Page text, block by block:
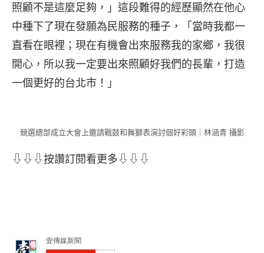
照顧不是這麼足夠，」這段難得的經歷顯然在他心
中種下了現在發願為民服務的種子，「當時我都一
直看在眼裡；現在有機會出來服務我的家鄉，我很
開心，所以我一定要出來照顧好我們的長輩，打造
一個更好的台北市！」
競選總部成立大會上邀請戰鼓和舞獅表演討個好彩頭｜林涵青 攝影
⇩⇩⇩按讚訂閱看更多⇩⇩⇩